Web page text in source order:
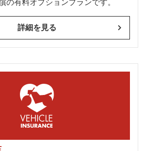
の有料オプションプランです。
詳細を見る